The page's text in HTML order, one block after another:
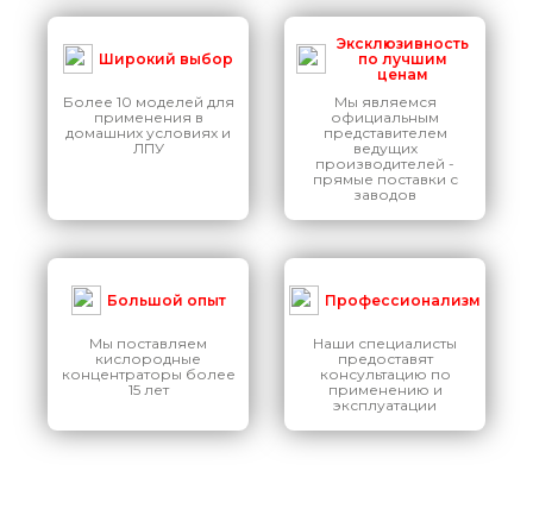
Широкий выбор
Более 10 моделей для
применения в
домашних условиях и
ЛПУ
Эксклюзивность
по лучшим
ценам
Мы являемся
официальным
представителем
ведущих
производителей -
прямые поставки с
заводов
Большой опыт
Мы поставляем
кислородные
концентраторы более
15 лет
Профессионализм
Наши специалисты
предоставят
консультацию по
применению и
эксплуатации